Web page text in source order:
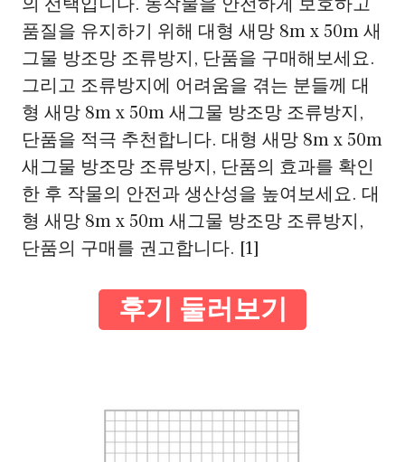
품질을 유지하기 위해 대형 새망 8m x 50m 새
그물 방조망 조류방지, 단품을 구매해보세요.
그리고 조류방지에 어려움을 겪는 분들께 대
형 새망 8m x 50m 새그물 방조망 조류방지,
단품을 적극 추천합니다. 대형 새망 8m x 50m
새그물 방조망 조류방지, 단품의 효과를 확인
한 후 작물의 안전과 생산성을 높여보세요. 대
형 새망 8m x 50m 새그물 방조망 조류방지,
단품의 구매를 권고합니다. [1]
후기 둘러보기